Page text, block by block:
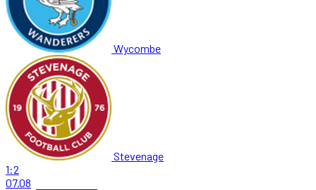
Wycombe
Stevenage
1:2
07.08